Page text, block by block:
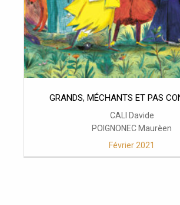
GRANDS, MÉCHANTS ET PAS
CALI Davide
POIGNONEC Maurèen
Février 2021